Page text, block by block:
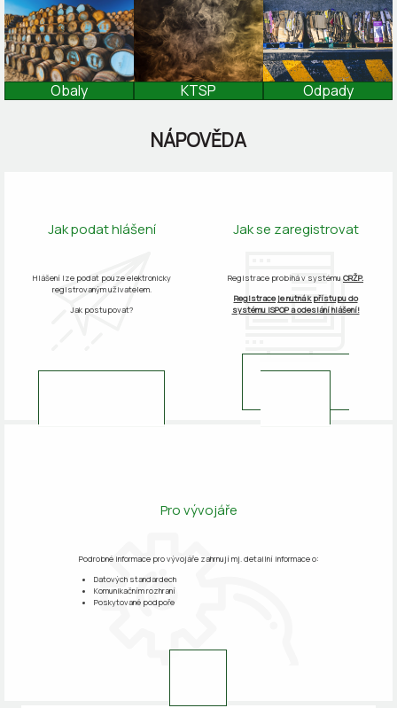
Obaly KTSP Odpady
NÁPOVĚDA
Jak podat hlášení
Hlášení lze podat pouze elektronicky
registrovaným uživatelem.
Jak postupovat?
Jak se zaregistrovat
Registrace probíhá v systému CRŽP.
Registrace je nutná k přístupu do
systému ISPOP a odeslání hlášení!
Pro vývojáře
Podrobné informace pro vývojáře zahrnují mj. detailní informace o:
Datových standardech
Komunikačním rozhraní
Poskytované podpoře